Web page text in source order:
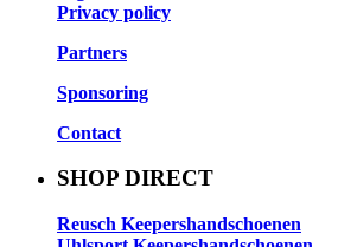
Privacy policy
Partners
Sponsoring
Contact
SHOP DIRECT
Reusch Keepershandschoenen